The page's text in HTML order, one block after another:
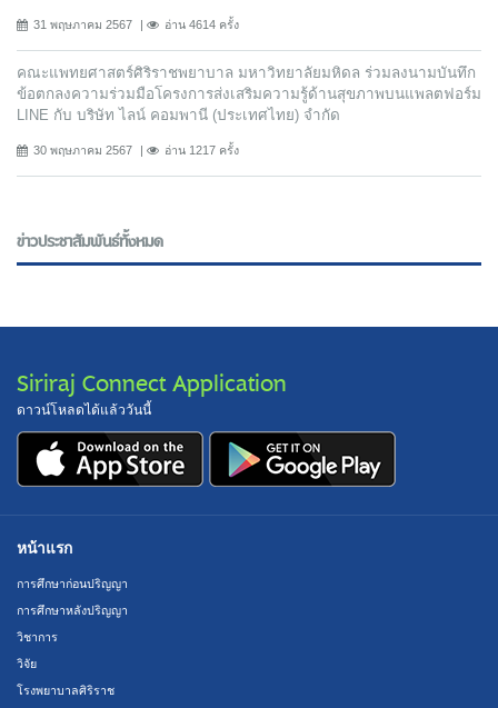
31 พฤษภาคม 2567 อ่าน 4614 ครั้ง
คณะแพทยศาสตร์ศิริราชพยาบาล มหาวิทยาลัยมหิดล ร่วมลงนามบันทึก
ข้อตกลงความร่วมมือโครงการส่งเสริมความรู้ด้านสุขภาพบนแพลตฟอร์ม
LINE กับ บริษัท ไลน์ คอมพานี (ประเทศไทย) จํากัด
30 พฤษภาคม 2567 อ่าน 1217 ครั้ง
ข่าวประชาสัมพันธ์ทั้งหมด
Siriraj Connect Application
ดาวน์โหลดได้แล้ววันนี้
หน้าแรก
การศึกษาก่อนปริญญา
การศึกษาหลังปริญญา
วิชาการ
วิจัย
โรงพยาบาลศิริราช